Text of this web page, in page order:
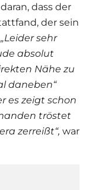
dass der
der sein
„Leider sehr
absolut
Nähe zu
daneben“
es zeigt schon
tröstet
zerreißt“, war